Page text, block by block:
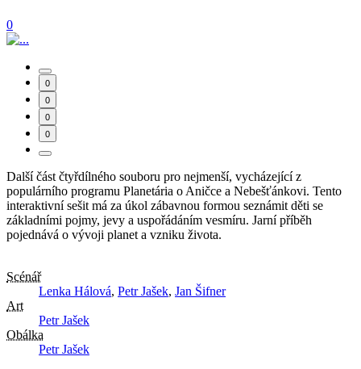
0
0
0
0
0
Další část čtyřdílného souboru pro nejmenší, vycházející z
populárního programu Planetária o Aničce a Nebešťánkovi. Tento
interaktivní sešit má za úkol zábavnou formou seznámit děti se
základními pojmy, jevy a uspořádáním vesmíru. Jarní příběh
pojednává o vývoji planet a vzniku života.
Scénář
Lenka Hálová, Petr Jašek, Jan Šifner
Art
Petr Jašek
Obálka
Petr Jašek